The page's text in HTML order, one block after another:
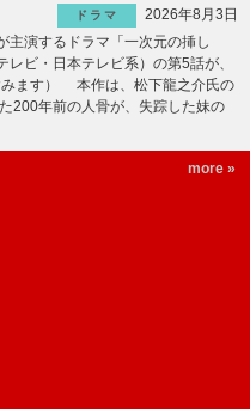
ドラマ
2026年8月3日
主演するドラマ「一次元の挿し
レビ・日本テレビ系）の第5話が、
みます） 本作は、松下龍之介氏の
200年前の人骨が、失踪した妹の
more »